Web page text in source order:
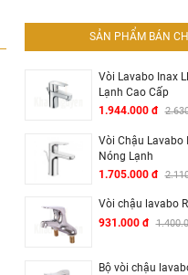
SẢN PHẨM BÁN
Vòi Lavabo Inax
Lạnh Cao Cấp
1.944.000 đ
Vòi Chậu Lavabo
Nóng Lạnh
1.705.000 đ
Vòi chậu lavabo
931.000 đ
Bộ vòi chậu